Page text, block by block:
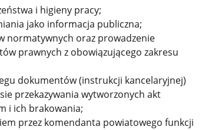
i higieny pracy;
jako informacja publiczna;
normatywnych oraz prowadzenie
prawnych z obowiązującego zakresu
dokumentów (instrukcji kancelaryjnej)
przekazywania wytworzonych akt
i ich brakowania;
przez komendanta powiatowego funkcji